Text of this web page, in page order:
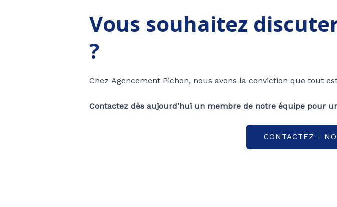
Vous souhaitez
?
Chez Agencement Pichon, nous avons la conviction que tout
Contactez dès aujourd’hui un membre de notre équipe pour
CONTACTEZ -